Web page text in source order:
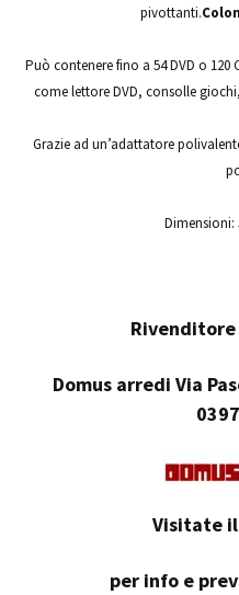
pivottanti.
Può contenere fino a 54 DVD o
come lettore DVD, consolle
Grazie ad un’adattatore
Dimensioni:
Domus arredi Via
Visitate
per info e